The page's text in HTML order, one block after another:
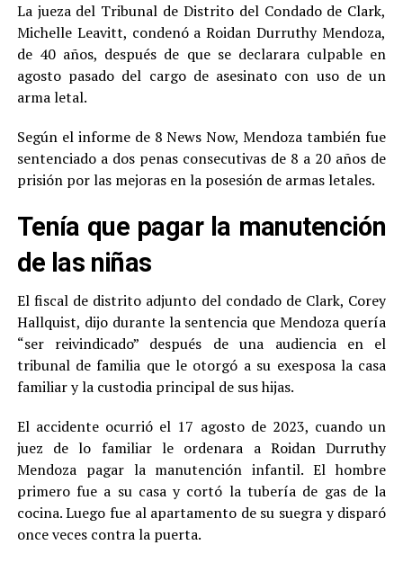
La jueza del Tribunal de Distrito del Condado de Clark,
Michelle Leavitt, condenó a Roidan Durruthy Mendoza,
de 40 años, después de que se declarara culpable en
agosto pasado del cargo de asesinato con uso de un
arma letal.
Según el informe de 8 News Now, Mendoza también fue
sentenciado a dos penas consecutivas de 8 a 20 años de
prisión por las mejoras en la posesión de armas letales.
Tenía que pagar la manutención
de las niñas
El fiscal de distrito adjunto del condado de Clark, Corey
Hallquist, dijo durante la sentencia que Mendoza quería
“ser reivindicado” después de una audiencia en el
tribunal de familia que le otorgó a su exesposa la casa
familiar y la custodia principal de sus hijas.
El accidente ocurrió el 17 agosto de 2023, cuando un
juez de lo familiar le ordenara a Roidan Durruthy
Mendoza pagar la manutención infantil. El hombre
primero fue a su casa y cortó la tubería de gas de la
cocina. Luego fue al apartamento de su suegra y disparó
once veces contra la puerta.